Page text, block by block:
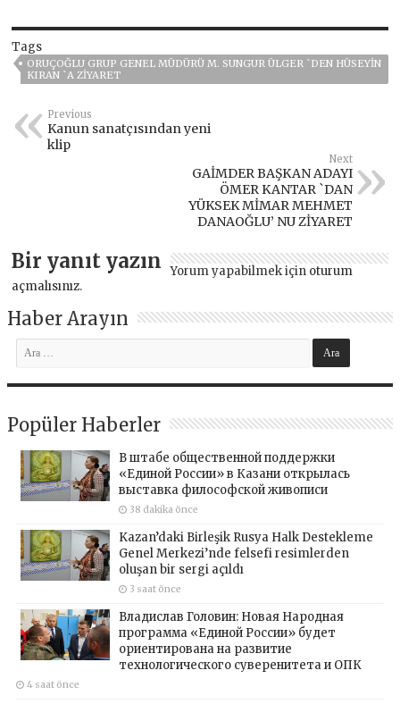
Tags
ORUÇOĞLU GRUP GENEL MÜDÜRÜ M. SUNGUR ÜLGER `DEN HÜSEYIN
KIRAN `A ZIYARET
Previous
Kanun sanatçısından yeni
klip
Next
GAİMDER BAŞKAN ADAYI
ÖMER KANTAR `DAN
YÜKSEK MİMAR MEHMET
DANAOĞLU’ NU ZİYARET
Bir yanıt yazın Yorum yapabilmek için oturum
açmalısınız.
Haber Arayın
Popüler Haberler
В штабе общественной поддержки
«Единой России» в Казани открылась
выставка философской живописи
38 dakika önce
Kazan’daki Birleşik Rusya Halk Destekleme
Genel Merkezi’nde felsefi resimlerden
oluşan bir sergi açıldı
3 saat önce
Владислав Головин: Новая Народная
программа «Единой России» будет
ориентирована на развитие
технологического суверенитета и ОПК
4 saat önce